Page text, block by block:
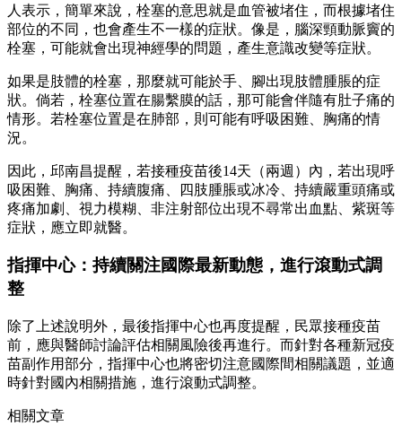
人表示，簡單來說，栓塞的意思就是血管被堵住，而根據堵住
部位的不同，也會產生不一樣的症狀。像是，腦深頸動脈竇的
栓塞，可能就會出現神經學的問題，產生意識改變等症狀。
如果是肢體的栓塞，那麼就可能於手、腳出現肢體腫脹的症
狀。倘若，栓塞位置在腸繫膜的話，那可能會伴隨有肚子痛的
情形。若栓塞位置是在肺部，則可能有呼吸困難、胸痛的情
況。
因此，邱南昌提醒，若接種疫苗後14天（兩週）內，若出現呼
吸困難、胸痛、持續腹痛、四肢腫脹或冰冷、持續嚴重頭痛或
疼痛加劇、視力模糊、非注射部位出現不尋常出血點、紫斑等
症狀，應立即就醫。
指揮中心：持續關注國際最新動態，進行滾動式調
整
除了上述說明外，最後指揮中心也再度提醒，民眾接種疫苗
前，應與醫師討論評估相關風險後再進行。而針對各種新冠疫
苗副作用部分，指揮中心也將密切注意國際間相關議題，並適
時針對國內相關措施，進行滾動式調整。
相關文章